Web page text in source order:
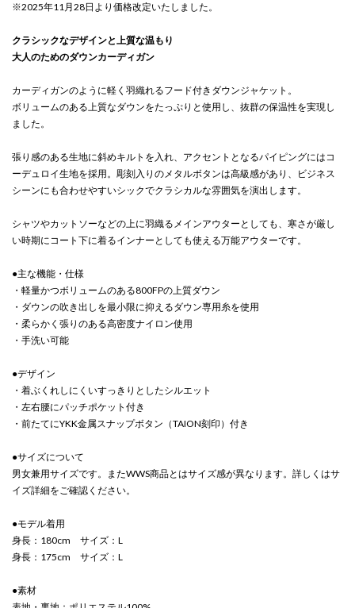
※2025年11月28日より価格改定いたしました。
クラシックなデザインと上質な温もり
大人のためのダウンカーディガン
カーディガンのように軽く羽織れるフード付きダウンジャケット。
ボリュームのある上質なダウンをたっぷりと使用し、抜群の保温性を実現し
ました。
張り感のある生地に斜めキルトを入れ、アクセントとなるパイピングにはコ
ーデュロイ生地を採用。彫刻入りのメタルボタンは高級感があり、ビジネス
シーンにも合わせやすいシックでクラシカルな雰囲気を演出します。
シャツやカットソーなどの上に羽織るメインアウターとしても、寒さが厳し
い時期にコート下に着るインナーとしても使える万能アウターです。
●主な機能・仕様
・軽量かつボリュームのある800FPの上質ダウン
・ダウンの吹き出しを最小限に抑えるダウン専用糸を使用
・柔らかく張りのある高密度ナイロン使用
・手洗い可能
●デザイン
・着ぶくれしにくいすっきりとしたシルエット
・左右腰にパッチポケット付き
・前たてにYKK金属スナップボタン（TAION刻印）付き
●サイズについて
男女兼用サイズです。またWWS商品とはサイズ感が異なります。詳しくはサ
イズ詳細をご確認ください。
●モデル着用
身長：180cm サイズ：L
身長：175cm サイズ：L
●素材